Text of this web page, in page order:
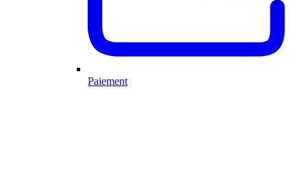
Paiement